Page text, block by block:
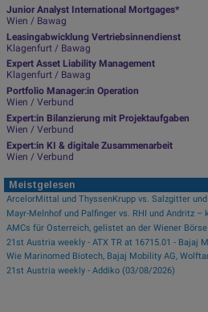
Junior Analyst International Mortgages*
Wien / Bawag
Leasingabwicklung Vertriebsinnendienst
Klagenfurt / Bawag
Expert Asset Liability Management
Klagenfurt / Bawag
Portfolio Manager:in Operation
Wien / Verbund
Expert:in Bilanzierung mit Projektaufgaben
Wien / Verbund
Expert:in KI & digitale Zusammenarbeit
Wien / Verbund
Meistgelesen
AMCs für Österreich, gelistet an der Wiener Börse
21st Austria weekly - Addiko (03/08/2026)